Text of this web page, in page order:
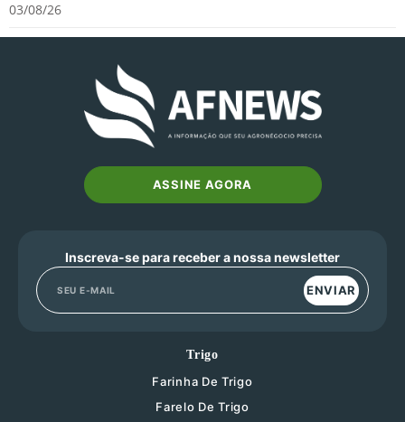
03/08/26
ASSINE AGORA
Inscreva-se para receber a nossa newsletter
ENVIAR
Trigo
Farinha De Trigo
Farelo De Trigo